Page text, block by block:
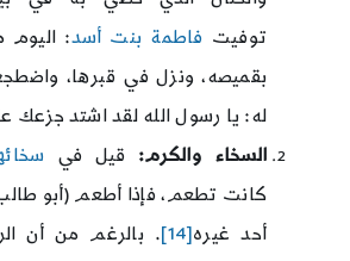
توفيت فاطمة بنت أسد: اليوم
بقميصه، ونزل في قبرها،
له: يا رسول الله لقد اشتد جزعك
السخاء والكرم: قيل في
كانت تطعم، فإذا أطعم (أبو
أحد غيره [14]
. بالرغم من أن